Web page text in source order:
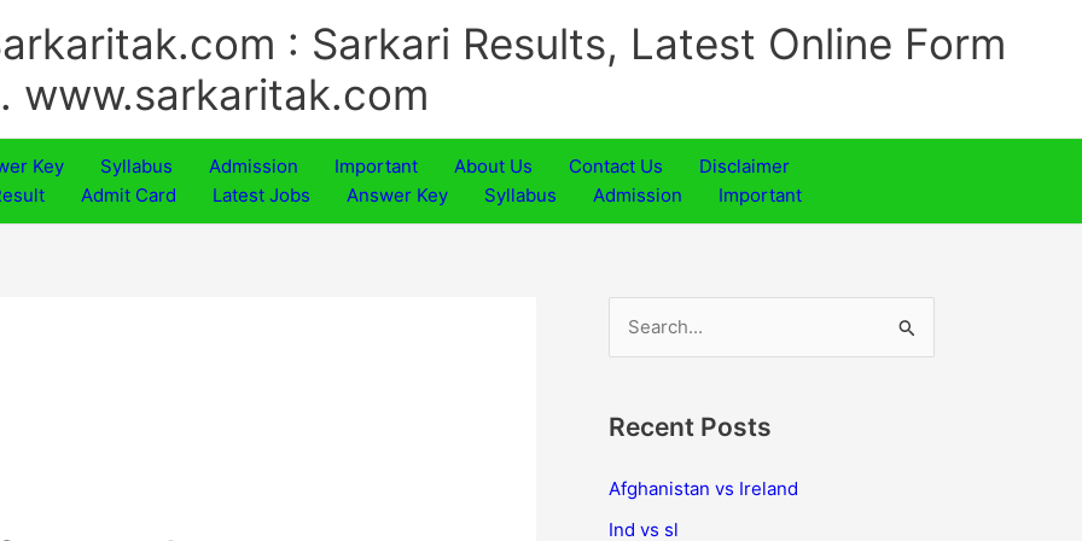
: Sarkari Results, Latest Online Form
www.sarkaritak.com
Key Syllabus Admission Important About Us Contact Us
Disclaimer
Admit Card Latest Jobs Answer Key Syllabus Admission Important
r
c
Recent Posts
Afghanistan vs Ireland
Ind vs sl